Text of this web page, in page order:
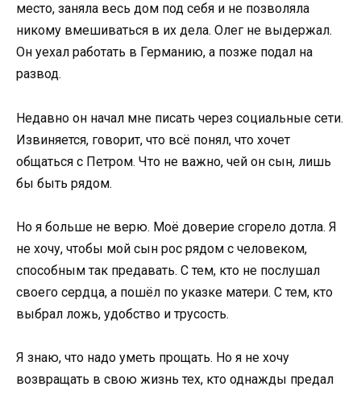
место, заняла весь дом под себя и не позволяла
никому вмешиваться в их дела. Олег не выдержал.
Он уехал работать в Германию, а позже подал на
развод.
Недавно он начал мне писать через социальные сети.
Извиняется, говорит, что всё понял, что хочет
общаться с Петром. Что не важно, чей он сын, лишь
бы быть рядом.
Но я больше не верю. Моё доверие сгорело дотла. Я
не хочу, чтобы мой сын рос рядом с человеком,
способным так предавать. С тем, кто не послушал
своего сердца, а пошёл по указке матери. С тем, кто
выбрал ложь, удобство и трусость.
Я знаю, что надо уметь прощать. Но я не хочу
возвращать в свою жизнь тех, кто однажды предал